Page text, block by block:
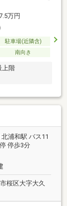
万円
駐車場(近隣含)
南向き
上階
北浦和駅 バス11
停歩3分
桜区大字大久